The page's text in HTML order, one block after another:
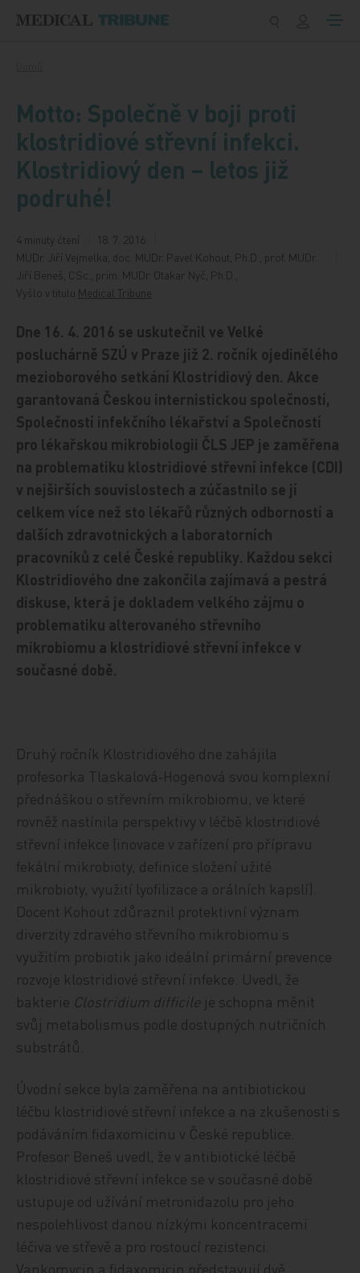
Motto: Společně v boji proti
klostridiové střevní infekci.
Klostridiový den – letos již
podruhé!
4 minuty čtení
18. 7. 2016
MUDr. Jiří Vejmelka, doc. MUDr. Pavel Kohout, Ph.D., prof. MUDr.
Jiří Beneš, CSc., prim. MUDr. Otakar Nyč, Ph.D.,
Vyšlo v titulu Medical Tribune
Dne 16. 4. 2016 se uskutečnil ve Velké
posluchárně SZÚ v Praze již 2. ročník ojedinělého
mezioborového setkání Klostridiový den. Akce
garantovaná Českou internistickou společností,
Společností infekčního lékařství a Společností
pro lékařskou mikrobiologii ČLS JEP je zaměřena
na problematiku klostridiové střevní infekce (CDI)
v nejširších souvislostech a zúčastnilo se jí
celkem více než sto lékařů různých odborností a
dalších zdravotnických a laboratorních
pracovníků z celé České republiky. Každou sekci
Klostridiového dne zakončila zajímavá a pestrá
diskuse, která je dokladem velkého zájmu o
problematiku alterovaného střevního
mikrobiomu a klostridiové střevní infekce v
současné době.
Druhý ročník Klostridiového dne zahájila
profesorka Tlaskalová‑Hogenová svou komplexní
přednáškou o střevním mikrobiomu, ve které
rovněž nastínila perspektivy v léčbě klostridiové
střevní infekce (inovace v zařízení pro přípravu
fekální mikrobioty, definice složení užité
mikrobioty, využití lyofilizace a orálních kapslí).
Docent Kohout zdůraznil protektivní význam
diverzity zdravého střevního mikrobiomu s
využitím probiotik jako ideální primární prevence
rozvoje klostridiové střevní infekce. Uvedl, že
bakterie Clostridium difficile je schopna měnit
svůj metabolismus podle dostupných nutričních
substrátů.
Úvodní sekce byla zaměřena na antibiotickou
léčbu klostridiové střevní infekce a na zkušenosti s
podáváním fidaxomicinu v České republice.
Profesor Beneš uvedl, že v antibiotické léčbě
klostridiové střevní infekce se v současné době
ustupuje od užívání metronidazolu pro jeho
nespolehlivost danou nízkými koncentracemi
léčiva ve střevě a pro rostoucí rezistenci.
Vankomycin a fidaxomicin představují dvě